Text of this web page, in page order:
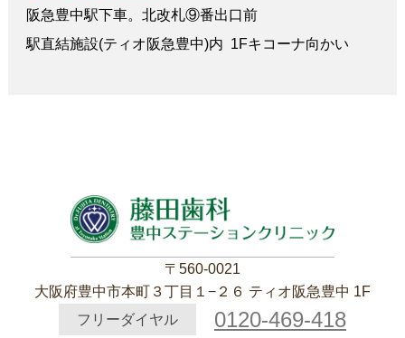
阪急豊中駅下車。北改札⑨番出口前
駅直結施設(ティオ阪急豊中)内 1Fキコーナ向かい
〒560-0021
大阪府豊中市本町３丁目１−２６ ティオ阪急豊中 1F
フリーダイヤル
0120-469-418